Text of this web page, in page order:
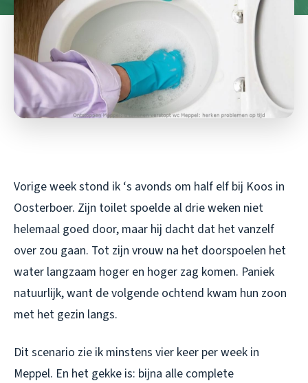
Vorige week stond ik ‘s avonds om half elf bij Koos in
Oosterboer. Zijn toilet spoelde al drie weken niet
helemaal goed door, maar hij dacht dat het vanzelf
over zou gaan. Tot zijn vrouw na het doorspoelen het
water langzaam hoger en hoger zag komen. Paniek
natuurlijk, want de volgende ochtend kwam hun zoon
met het gezin langs.
Dit scenario zie ik minstens vier keer per week in
Meppel. En het gekke is: bijna alle complete